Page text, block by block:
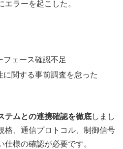
ラーを起こした。
フェース確認不足
に関する事前調査を怠った
テムとの連携確認を徹底しまし
格、通信プロトコル、制御信号
様の確認が必要です。